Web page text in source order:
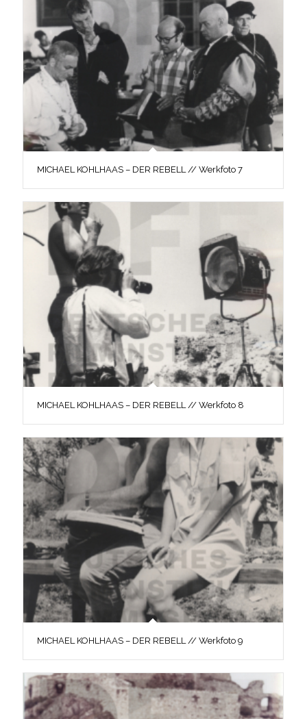
MICHAEL KOHLHAAS – DER REBELL // Werkfoto 7
MICHAEL KOHLHAAS – DER REBELL // Werkfoto 8
MICHAEL KOHLHAAS – DER REBELL // Werkfoto 9